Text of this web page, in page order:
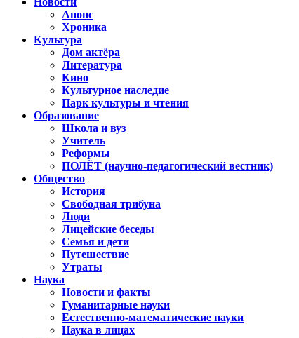
Анонс
Хроника
Культура
Дом актёра
Литература
Кино
Культурное наследие
Парк культуры и чтения
Образование
Школа и вуз
Учитель
Реформы
ПОЛЁТ (научно-педагогический вестник)
Общество
История
Свободная трибуна
Люди
Лицейские беседы
Семья и дети
Путешествие
Утраты
Наука
Новости и факты
Гуманитарные науки
Естественно-математические науки
Наука в лицах